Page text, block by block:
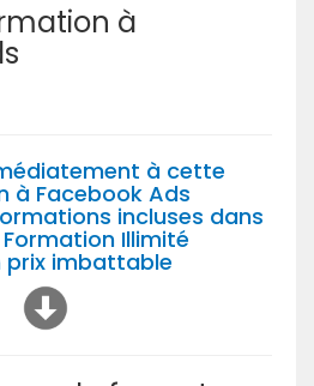
à
à cette
à Facebook Ads
incluses dans
Illimité
prix imbattable